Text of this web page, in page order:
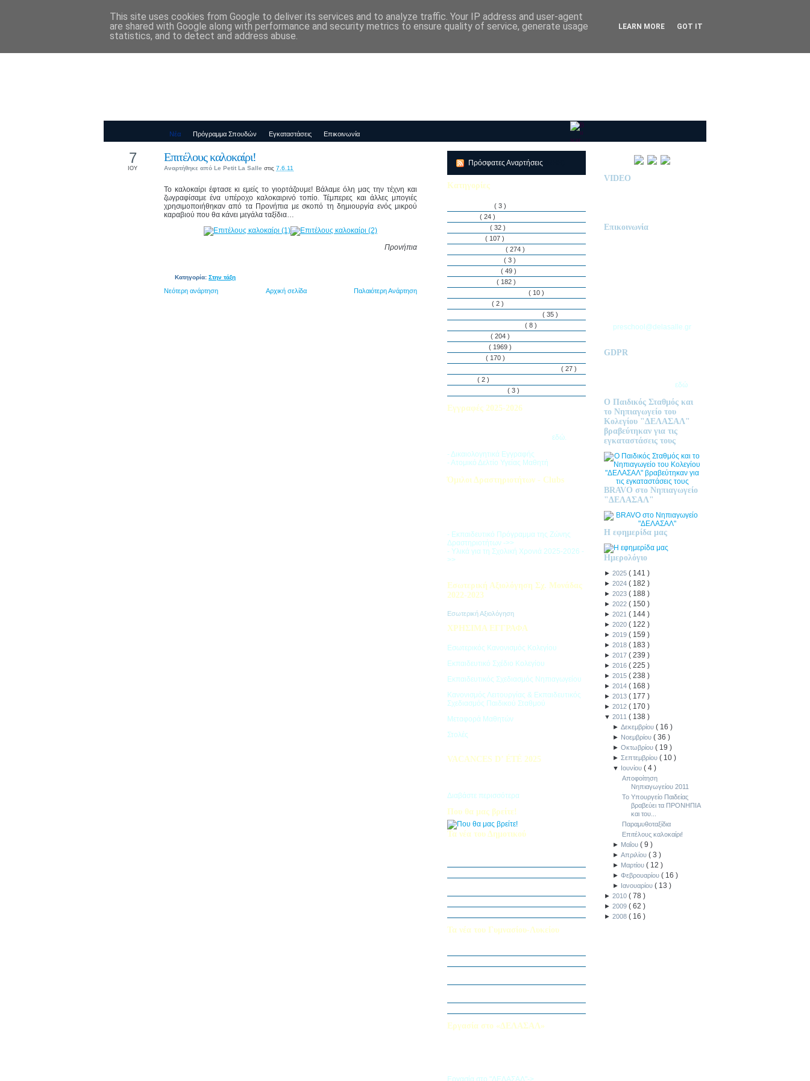
Παιδικός Σταθμός-Νηπιαγωγείο "ΔΕΛΑΣΑΛ"
Νέα Πρόγραμμα Σπουδών Εγκαταστάσεις Επικοινωνία
Επιτέλους καλοκαίρι!
Αναρτήθηκε από Le Petit La Salle στις 7.6.11
7
ΙΟΥ
Το καλοκαίρι έφτασε κι εμείς το γιορτάζουμε! Βάλαμε όλη μας την τέχνη και
ζωγραφίσαμε ένα υπέροχο καλοκαιρινό τοπίο. Τέμπερες και άλλες μπογιές
χρησιμοποιήθηκαν από τα Προνήπια με σκοπό τη δημιουργία ενός μικρού
καραβιού που θα κάνει μεγάλα ταξίδια…
Προνήπια
Κατηγορία: Στην τάξη
Νεότερη ανάρτηση Παλαιότερη Ανάρτηση
Αρχική σελίδα
Πρόσφατες Αναρτήσεις
Κατηγορίες
( 3 )
( 24 )
( 32 )
( 107 )
( 274 )
( 3 )
( 49 )
( 182 )
( 10 )
( 2 )
( 35 )
( 8 )
( 204 )
( 1969 )
( 170 )
( 27 )
( 2 )
( 3 )
Εγγραφές 2025-2026
εδώ.
- Δικαιολογητικά Εγγραφής
- Ατομικό Δελτίο Υγείας Μαθητή
Όμιλοι Δραστηριοτήτων - Clubs
- Εκπαιδευτικό Πρόγραμμα της Ζώνης
Δραστηριοτήτων ->>
- Υλικά για τη Σχολική Χρονιά 2025-2026 -
>>
Εσωτερική Αξιολόγηση Σχ. Μονάδας
2022-2023
Εσωτερική Αξιολόγηση
ΧΡΗΣΙΜΑ ΕΓΓΡΑΦΑ
Εσωτερικός Κανονισμός Κολεγίου
Εκπαιδευτικό Σχέδιο Κολεγίου
Εκπαιδευτικός Σχεδιασμός Νηπιαγωγείου
Κανονισμός Λειτουργίας & Εκπαιδευτικός
Σχεδιασμός Παιδικού Σταθμού
Μεταφορά Μαθητών
Στολές
VACANCES D’ ÉTÉ 2025
Διαβάστε περισσότερα
Που θα μας βρείτε!
Τα νέα του Δημοτικού
Τα νέα του Γυμνασίου-Λυκείου
Εργασία στο «ΔΕΛΑΣΑΛ»
Εργασία στο "ΔΕΛΑΣΑΛ"->
VIDEO
Επικοινωνία
preschool@delasalle.gr
GDPR
εδώ
Ο Παιδικός Σταθμός και
το Νηπιαγωγείο του
Κολεγίου "ΔΕΛΑΣΑΛ"
βραβεύτηκαν για τις
εγκαταστάσεις τους
BRAVO στο Νηπιαγωγείο
"ΔΕΛΑΣΑΛ"
Η εφημερίδα μας
Ημερολόγιο
► 2025 ( 141 )
► 2024 ( 182 )
► 2023 ( 188 )
► 2022 ( 150 )
► 2021 ( 144 )
► 2020 ( 122 )
► 2019 ( 159 )
► 2018 ( 183 )
► 2017 ( 239 )
► 2016 ( 225 )
► 2015 ( 238 )
► 2014 ( 168 )
► 2013 ( 177 )
► 2012 ( 170 )
▼ 2011 ( 138 )
►Δεκεμβρίου( 16)
► Νοεμβρίου(36)
►Οκτωβρίου( 19)
►Σεπτεμβρίου( 10)
▼ Ιουνίου(4)
Αποφοίτηση
Νηπιαγωγείου 2011
Το Υπουργείο Παιδείας
βραβεύει τα ΠΡΟΝΗΠΙΑ
και του...
Παραμυθοταξίδια
Επιτέλους καλοκαίρι!
► Μαΐου(9)
►Απριλίου(3)
► Μαρτίου( 12)
►Φεβρουαρίου( 16)
► Ιανουαρίου( 13)
► 2010 ( 78 )
► 2009 ( 62 )
► 2008 ( 16 )
This site uses cookies from Google to deliver its services and to analyze traffic. Your IP address and user-agent
are shared with Google along with performance and security metrics to ensure quality of service, generate usage
statistics, and to detect and address abuse.
LEARN MORE GOT IT